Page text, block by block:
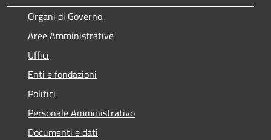
Organi di Governo
Aree Amministrative
Uffici
Enti e fondazioni
Politici
Personale Amministrativo
Documenti e dati